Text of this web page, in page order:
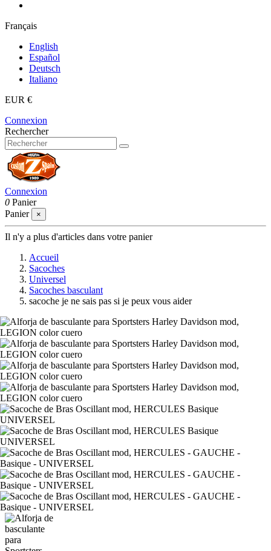
Français
English
Español
Deutsch
Italiano
EUR €
Connexion
Rechercher
Connexion
0 Panier
Panier
×
Il n'y a plus d'articles dans votre panier
Accueil
Sacoches
Universel
Sacoches basculant
sacoche je ne sais pas si je peux vous aider